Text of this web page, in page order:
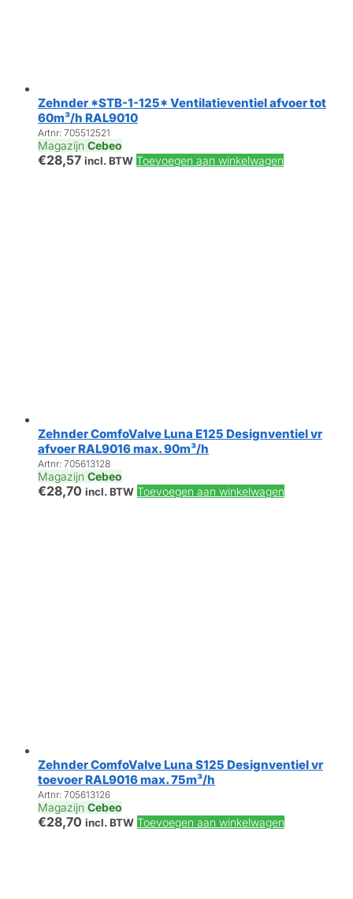
Zehnder *STB-1-125* Ventilatieventiel afvoer tot
60m³/h RAL9010
Artnr: 705512521
Magazijn Cebeo
€28,57 incl. BTW Toevoegen aan winkelwagen
Zehnder ComfoValve Luna E125 Designventiel vr
afvoer RAL9016 max. 90m³/h
Artnr: 705613128
Magazijn Cebeo
€28,70 incl. BTW Toevoegen aan winkelwagen
Zehnder ComfoValve Luna S125 Designventiel vr
toevoer RAL9016 max. 75m³/h
Artnr: 705613126
Magazijn Cebeo
€28,70 incl. BTW Toevoegen aan winkelwagen